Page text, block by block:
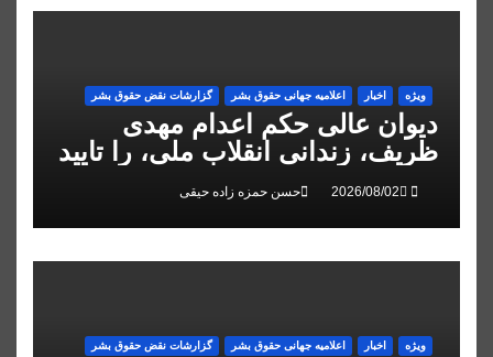
ویژه اخبار اعلاميه جهانی حقوق بشر گزارشات نقض حقوق بشر
دیوان عالی حکم اعدام مهدی
ظریف، زندانی انقلاب ملی، را تایید
کرد
حسن حمزه زاده حیقی
ویژه اخبار اعلاميه جهانی حقوق بشر گزارشات نقض حقوق بشر